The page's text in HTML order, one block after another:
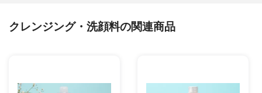
クレンジング・洗顔料の関連商品